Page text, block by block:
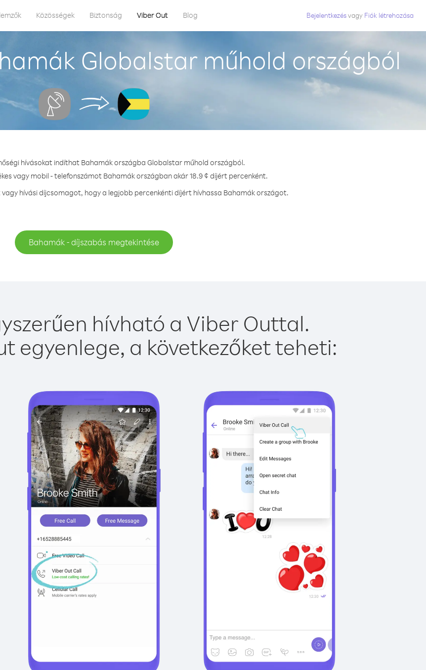
Közösségek Biztonság Viber Out Blog Bejelentkezésvagy Fiók létrehozása
Globalstar műhold országból
hívásokat indíthat Bahamák országba Globalstar műhold országból.
vagy mobil - telefonszámot Bahamák országban akár 18.9 ¢ díjért percenként.
hívási díjcsomagot, hogy a legjobb percenkénti díjért hívhassa Bahamák országot.
Bahamák - díjszabás megtekintése
hívható a Viber Outtal.
egyenlege, a következőket teheti: